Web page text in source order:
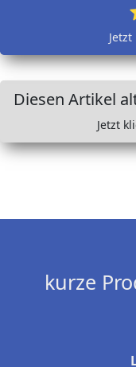
Diesen Artikel
Jetzt
kurze